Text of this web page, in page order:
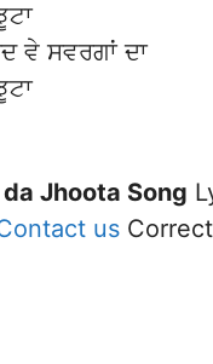
ਵੇ ਸਵਰਗਾਂ ਦਾ
Jhoota Song
us